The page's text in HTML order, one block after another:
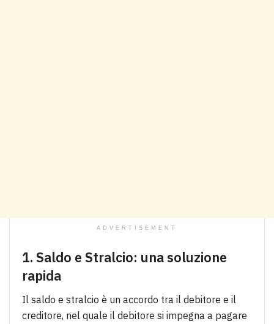
ADVERTISEMENT
1. Saldo e Stralcio: una soluzione
rapida
Il saldo e stralcio è un accordo tra il debitore e il
creditore, nel quale il debitore si impegna a pagare